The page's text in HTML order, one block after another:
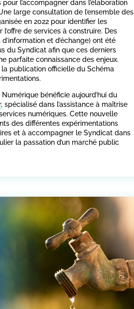
l’accompagner dans l’élaboration
large consultation de l’ensemble des
en 2022 pour identifier les
de services à construire. Des
et d’échange) ont été
du Syndicat afin que ces derniers
parfaite connaissance des enjeux.
publication officielle du Schéma
bénéficie aujourd’hui du
, spécialisé dans l’assistance à maîtrise
numériques. Cette nouvelle
des différentes expérimentations
et à accompagner le Syndicat dans
la passation d’un marché public